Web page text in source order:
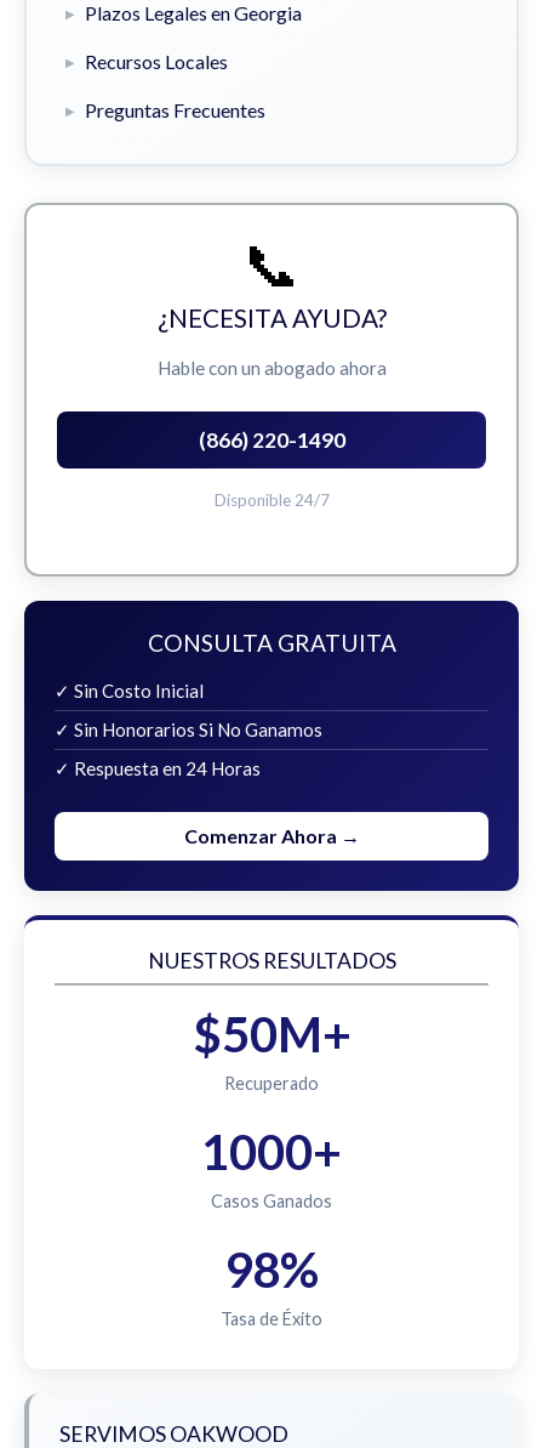
Plazos Legales en Georgia
Recursos Locales
Preguntas Frecuentes
📞
¿NECESITA AYUDA?
Hable con un abogado ahora
(866) 220-1490
Disponible 24/7
CONSULTA GRATUITA
✓ Sin Costo Inicial
✓ Sin Honorarios Si No Ganamos
✓ Respuesta en 24 Horas
Comenzar Ahora →
NUESTROS RESULTADOS
$50M+
Recuperado
1000+
Casos Ganados
98%
Tasa de Éxito
SERVIMOS OAKWOOD